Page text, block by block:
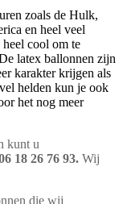
zoals de Hulk,
en heel veel
cool om te
latex ballonnen zijn
karakter krijgen als
helden kun je ook
het nog meer
kunt u
18 26 76 93. Wij
die wij